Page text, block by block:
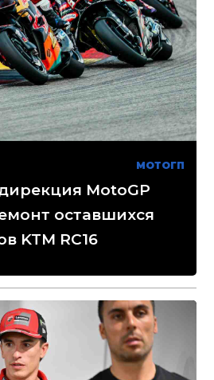
МОТОГП
MotoGP
оставшихся
KTM RC16